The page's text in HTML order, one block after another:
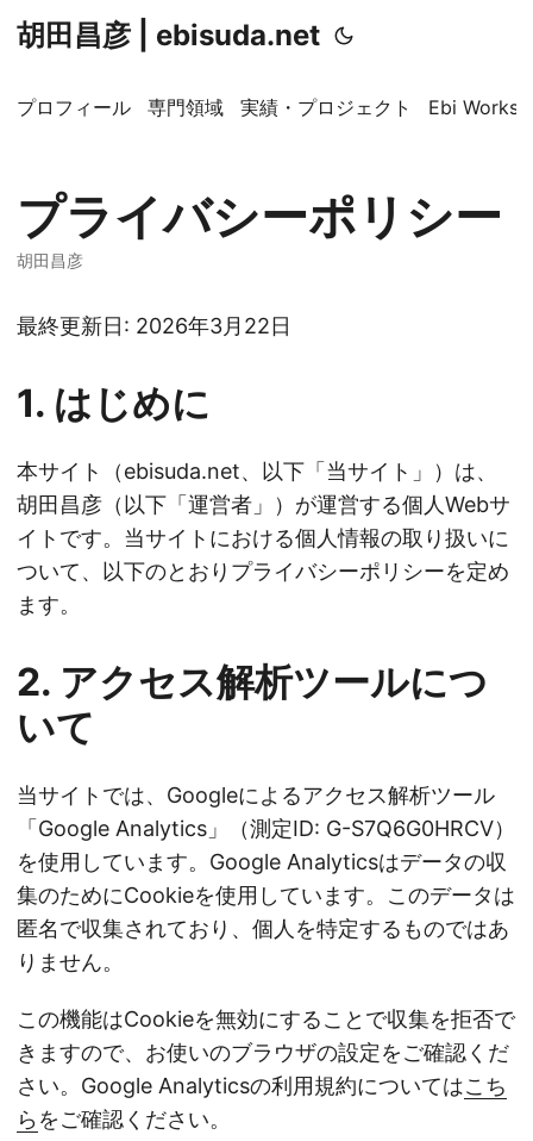
胡田昌彦 | ebisuda.net
プロフィール 専門領域 実績・プロジェクト Ebi
プライバシーポリシー
胡田昌彦
最終更新日: 2026年3月22日
1. はじめに
本サイト（ebisuda.net、以下「当サイト」）は、
胡田昌彦（以下「運営者」）が運営する個人Webサ
イトです。当サイトにおける個人情報の取り扱いに
ついて、以下のとおりプライバシーポリシーを定め
ます。
2. アクセス解析ツールにつ
いて
当サイトでは、Googleによるアクセス解析ツール
「Google Analytics」（測定ID: G-S7Q6G0HRCV）
を使用しています。Google Analyticsはデータの収
集のためにCookieを使用しています。このデータは
匿名で収集されており、個人を特定するものではあ
りません。
この機能はCookieを無効にすることで収集を拒否で
きますので、お使いのブラウザの設定をご確認くだ
さい。Google Analyticsの利用規約についてはこち
ら をご確認ください。